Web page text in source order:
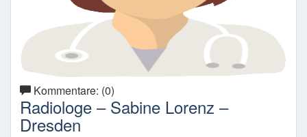
Kommentare: (0)
Radiologe – Sabine Lorenz –
Dresden